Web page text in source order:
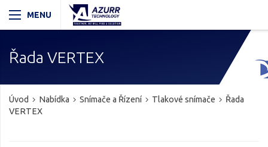
Řada VERTEX
Úvod Nabídka Snímače a Řízení Tlakové snímače
Řada
VERTEX